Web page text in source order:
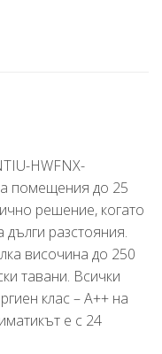
HWFNX-
помещения до 25
решение, когато
разстояния.
височина до 250
тавани. Всички
клас – А++ на
е с 24